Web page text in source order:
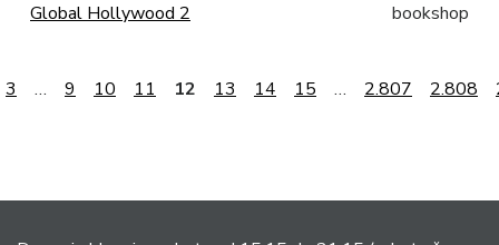
Global Hollywood 2 bookshop
3 … 9 10 11 12 13 14 15 … 2.807 2.808